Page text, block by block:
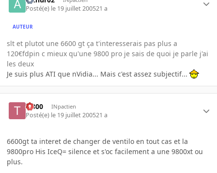
Posté(e) le 19 juillet 200521 a
AUTEUR
slt et plutot une 6600 gt ça t'interesserais pas plus a
120€fdpin c mieux qu'une 9800 pro je sais de quoi je parle j'ai
les deux
Je suis plus ATI que nVidia... Mais c'est assez subjectif...
T-800 INpactien
Posté(e) le 19 juillet 200521 a
6600gt ta interet de changer de ventilo en tout cas et la
9800pro His IceQ= silence et s'oc facilement a une 9800xt ou
plus.